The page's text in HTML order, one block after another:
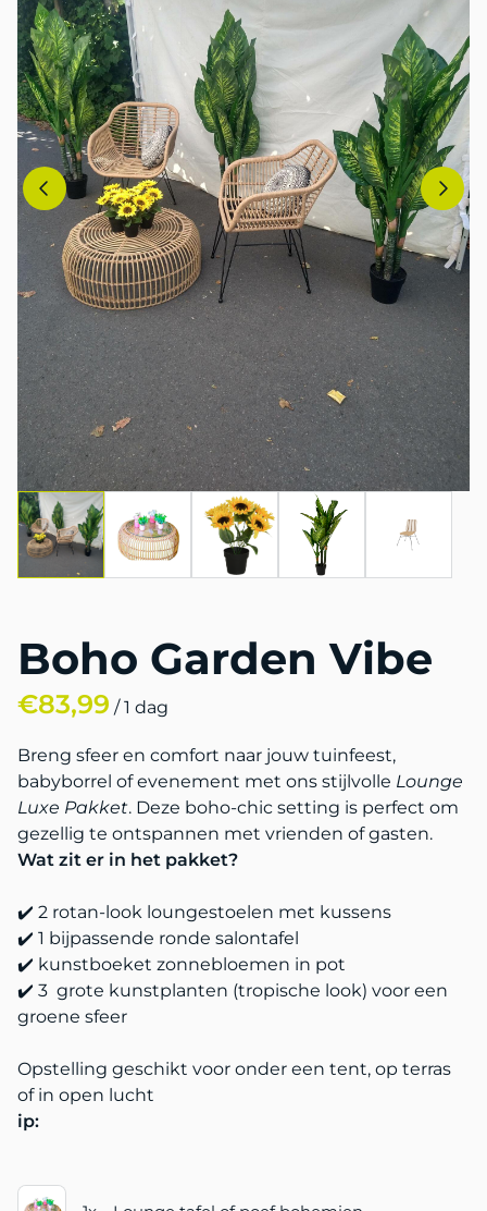
Boho Garden Vibe
/
Breng sfeer en comfort naar jouw tuinfeest,
babyborrel of evenement met ons stijlvolle Lounge
Luxe Pakket. Deze boho-chic setting is perfect om
gezellig te ontspannen met vrienden of gasten.
Wat zit er in het pakket?
✔️ 2 rotan-look loungestoelen met kussens
✔️ 1 bijpassende ronde salontafel
✔️ kunstboeket zonnebloemen in pot
✔️ 3 grote kunstplanten (tropische look) voor een
groene sfeer
Opstelling geschikt voor onder een tent, op terras
of in open lucht
ip: